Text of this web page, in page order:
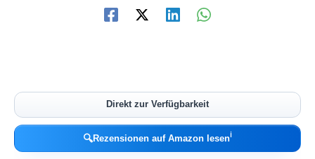
Direkt zur Verfügbarkeit
🔍Rezensionen auf Amazon lesenℹ︎